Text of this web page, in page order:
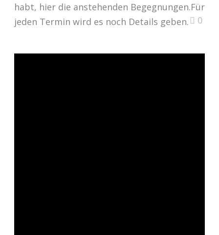
habt, hier die anstehenden Begegnungen.Für
jeden Termin wird es noch Details geben.
0